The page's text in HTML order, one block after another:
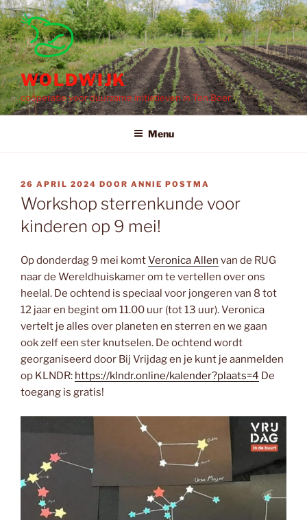
Ga
naar
de
inhoud
WOLDWIJK
coöperatie voor duurzame initiatieven in Ten Boer
Menu
GEPLAATST
OP
26 APRIL 2024 DOOR ANNIE POSTMA
Workshop sterrenkunde voor
kinderen op 9 mei!
Op donderdag 9 mei komtVeronica Allen van de RUG
naar de Wereldhuiskamer om te vertellen over ons
heelal. De ochtend is speciaal voor jongeren van 8 tot
12 jaar en begint om 11.00 uur (tot 13 uur). Veronica
vertelt je alles over planeten en sterren en we gaan
ook zelf een ster knutselen. De ochtend wordt
georganiseerd door Bij Vrijdag en je kunt je aanmelden
op KLNDR: https://klndr.online/kalender?plaats=4 De
toegang is gratis!